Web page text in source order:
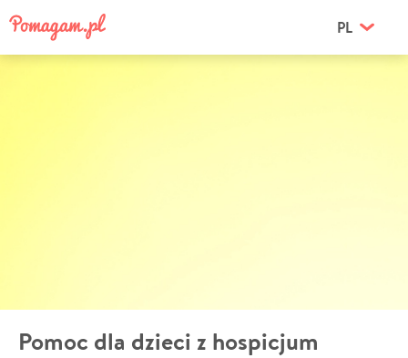
PL
Pomoc dla dzieci z hospicjum